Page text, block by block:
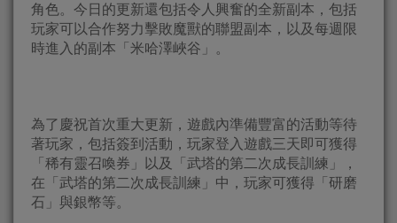
角色。今日的更新還包括令人興奮的全新副本，包括
玩家可以合作努力擊敗魔獸的聯盟副本，以及每週限
時進入的副本「米哈澤峽谷」。
為了慶祝首次重大更新，遊戲內準備豐富的活動等待
著玩家，包括簽到活動，玩家登入遊戲三天即可獲得
「稀有靈召喚券」以及「武塔的第二次成長訓練」，
在「武塔的第二次成長訓練」中，玩家可獲得「研磨
石」與銀幣等。